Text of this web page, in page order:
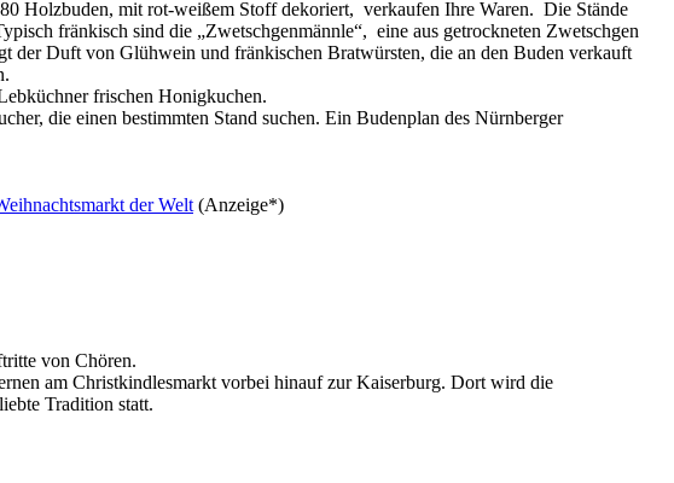
Holzbuden, mit rot-weißem Stoff dekoriert, verkaufen Ihre Waren. Die Stände
fränkisch sind die „Zwetschgenmännle“, eine aus getrockneten Zwetschgen
der Duft von Glühwein und fränkischen Bratwürsten, die an den Buden verkauft
frischen Honigkuchen.
die einen bestimmten Stand suchen. Ein Budenplan des Nürnberger
der Welt (Anzeige*)
von Chören.
am Christkindlesmarkt vorbei hinauf zur Kaiserburg. Dort wird die
Tradition statt.